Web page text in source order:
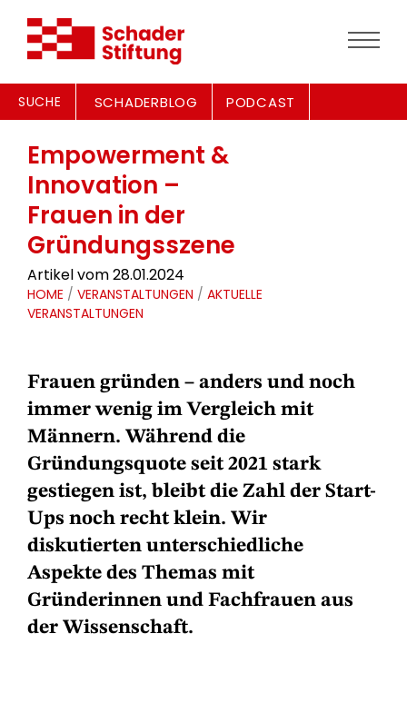
SUCHE SCHADERBLOG PODCAST
Empowerment &
Innovation –
Frauen in der
Gründungsszene
Artikel vom 28.01.2024
HOME / VERANSTALTUNGEN / AKTUELLE
VERANSTALTUNGEN
Frauen gründen – anders und noch
immer wenig im Vergleich mit
Männern. Während die
Gründungsquote seit 2021 stark
gestiegen ist, bleibt die Zahl der Start-
Ups noch recht klein. Wir
diskutierten unterschiedliche
Aspekte des Themas mit
Gründerinnen und Fachfrauen aus
der Wissenschaft.